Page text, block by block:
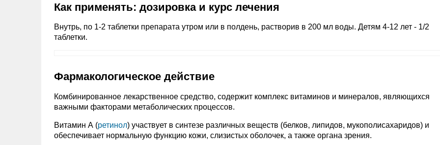
Как применять: дозировка и курс лечения
Внутрь, по 1-2 таблетки препарата утром или в полдень, растворив в 200 мл воды. Детям 4-12 лет - 1/2
таблетки.
Фармакологическое действие
Комбинированное лекарственное средство, содержит комплекс витаминов и минералов, являющихся
важными факторами метаболических процессов.
Витамин А (ретинол) участвует в синтезе различных веществ (белков, липидов, мукополисахаридов) и
обеспечивает нормальную функцию кожи, слизистых оболочек, а также органа зрения.